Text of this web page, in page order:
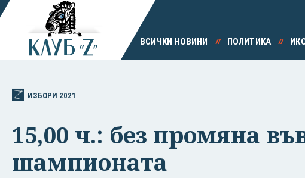
ВСИЧКИ НОВИНИ ПОЛИТИКА
ИЗБОРИ 2021
15,00 ч.: без промяна
шампионата